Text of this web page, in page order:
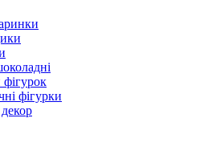
фігурки